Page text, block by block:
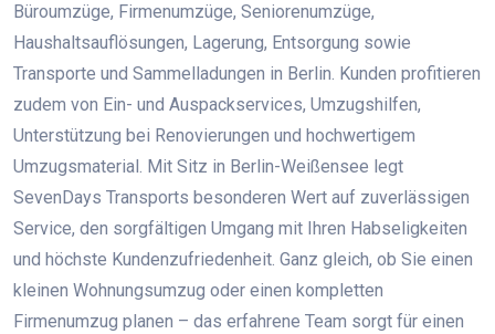
Büroumzüge, Firmenumzüge, Seniorenumzüge,
Haushaltsauflösungen, Lagerung, Entsorgung sowie
Transporte und Sammelladungen in Berlin. Kunden profitieren
zudem von Ein- und Auspackservices, Umzugshilfen,
Unterstützung bei Renovierungen und hochwertigem
Umzugsmaterial. Mit Sitz in Berlin-Weißensee legt
SevenDays Transports besonderen Wert auf zuverlässigen
Service, den sorgfältigen Umgang mit Ihren Habseligkeiten
und höchste Kundenzufriedenheit. Ganz gleich, ob Sie einen
kleinen Wohnungsumzug oder einen kompletten
Firmenumzug planen – das erfahrene Team sorgt für einen